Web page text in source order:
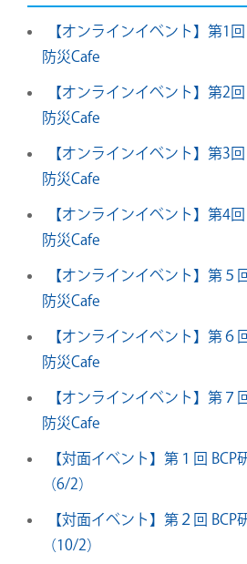
【オンラインイベント】第1
防災Cafe
【オンラインイベント】第2
防災Cafe
【オンラインイベント】第3
防災Cafe
【オンラインイベント】第4
防災Cafe
【オンラインイベント】第５
防災Cafe
【オンラインイベント】第６
防災Cafe
【オンラインイベント】第７
防災Cafe
【対面イベント】第１回 BCP
（6/2）
【対面イベント】第２回 BCP
（10/2）